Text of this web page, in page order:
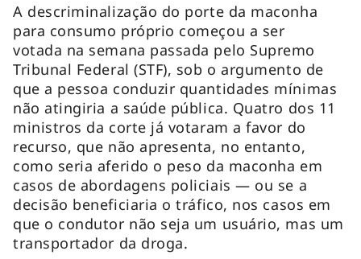
A descriminalização do porte da maconha
para consumo próprio começou a ser
votada na semana passada pelo Supremo
Tribunal Federal (STF), sob o argumento de
que a pessoa conduzir quantidades mínimas
não atingiria a saúde pública. Quatro dos 11
ministros da corte já votaram a favor do
recurso, que não apresenta, no entanto,
como seria aferido o peso da maconha em
casos de abordagens policiais — ou se a
decisão beneficiaria o tráfico, nos casos em
que o condutor não seja um usuário, mas um
transportador da droga.